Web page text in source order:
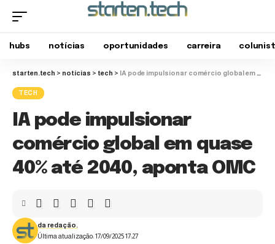
hubs notícias oportunidades carreira
starten.tech > notícias > tech > IA pode impulsionar comércio global em quase 40% até 2040, aponta OMC
TECH
IA pode impulsionar
comércio global em quase
40% até 2040, aponta OMC
Última atualização: 17/09/2025 17:27
da redação.